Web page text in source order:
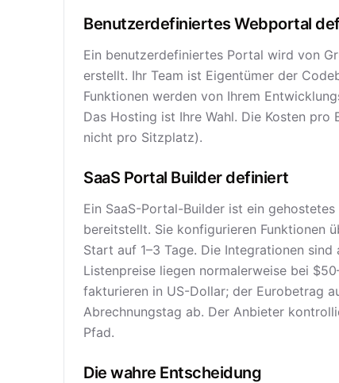
Benutzerdefiniertes Webportal
Ein benutzerdefiniertes Portal wird von
erstellt. Ihr Team ist Eigentümer der
Funktionen werden von Ihrem
Das Hosting ist Ihre Wahl. Die Kosten
nicht pro Sitzplatz).
SaaS Portal Builder definiert
Ein SaaS-Portal-Builder ist ein
bereitstellt. Sie konfigurieren Funktionen
Start auf 1–3 Tage. Die Integrationen
Listenpreise liegen normalerweise bei
fakturieren in US-Dollar; der Eurobetrag
Abrechnungstag ab. Der Anbieter
Pfad.
Die wahre Entscheidung